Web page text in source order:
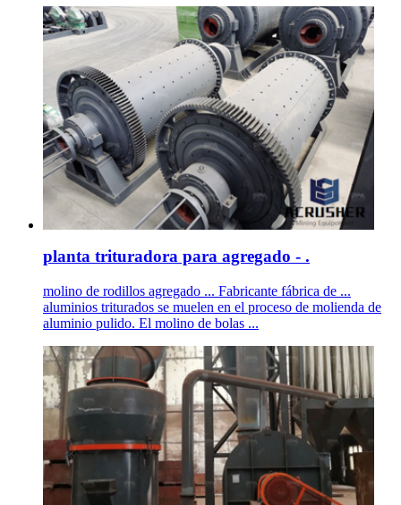
planta trituradora para agregado - .
molino de rodillos agregado ... Fabricante fábrica de ...
aluminios triturados se muelen en el proceso de molienda de
aluminio pulido. El molino de bolas ...